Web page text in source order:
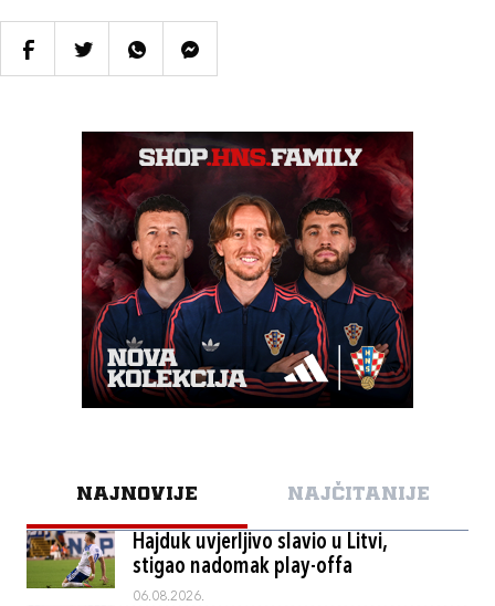
NAJNOVIJE NAJČITANIJE
Hajduk uvjerljivo slavio u Litvi,
stigao nadomak play-offa
06.08.2026.